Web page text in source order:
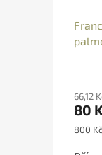
je
5,0
66,12
80
Měrná
800